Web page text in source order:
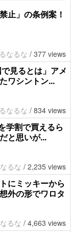
止」の条例案！
るなるな / 377 views
見るとは」アメ
ワシントン...
るなるな / 834 views
学割で買えるら
と思いが...
るな / 2,235 views
にミッキーから
外の形でワロタ
るな / 4,663 views